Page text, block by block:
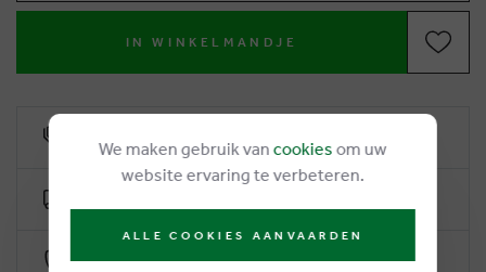
IN WINKELMANDJE
Veilig betalen via Worldline
We maken gebruik van cookies om uw
website ervaring te verbeteren.
ALLE COOKIES AANVAARDEN